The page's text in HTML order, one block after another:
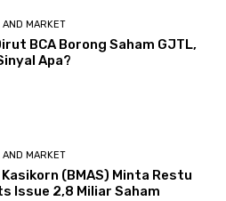
AND MARKET
BCA Borong Saham GJTL,
Apa?
AND MARKET
Kasikorn (BMAS) Minta Restu
Issue 2,8 Miliar Saham